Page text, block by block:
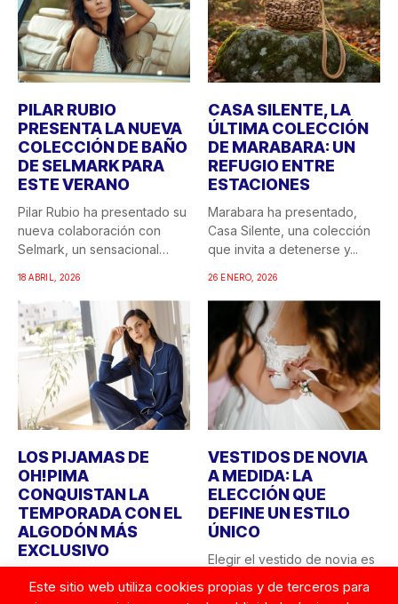
PILAR RUBIO
PRESENTA LA NUEVA
COLECCIÓN DE BAÑO
DE SELMARK PARA
ESTE VERANO
Pilar Rubio ha presentado su
nueva colaboración con
Selmark, un sensacional
18 ABRIL, 2026
CASA SILENTE, LA
ÚLTIMA COLECCIÓN
DE MARABARA: UN
REFUGIO ENTRE
ESTACIONES
Marabara ha presentado,
Casa Silente, una colección
que invita a detenerse y...
26 ENERO, 2026
LOS PIJAMAS DE
OH!PIMA
CONQUISTAN LA
TEMPORADA CON EL
ALGODÓN MÁS
EXCLUSIVO
donde cada vez valoramos
VESTIDOS DE NOVIA
A MEDIDA: LA
ELECCIÓN QUE
DEFINE UN ESTILO
ÚNICO
Elegir el vestido de novia es
personales...
Este sitio web utiliza cookies propias y de terceros para